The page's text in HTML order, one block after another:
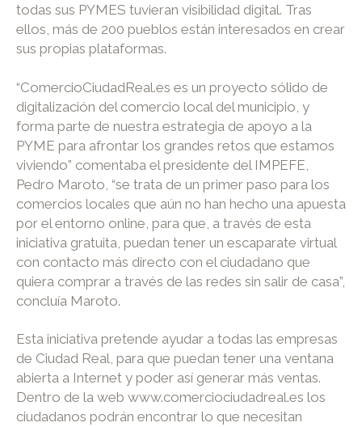
todas sus PYMES tuvieran visibilidad digital. Tras
ellos, más de 200 pueblos están interesados en crear
sus propias plataformas.
“ComercioCiudadReal.es es un proyecto sólido de
digitalización del comercio local del municipio, y
forma parte de nuestra estrategia de apoyo a la
PYME para afrontar los grandes retos que estamos
viviendo” comentaba el presidente del IMPEFE,
Pedro Maroto, “se trata de un primer paso para los
comercios locales que aún no han hecho una apuesta
por el entorno online, para que, a través de esta
iniciativa gratuita, puedan tener un escaparate virtual
con contacto más directo con el ciudadano que
quiera comprar a través de las redes sin salir de casa”,
concluía Maroto.
Esta iniciativa pretende ayudar a todas las empresas
de Ciudad Real, para que puedan tener una ventana
abierta a Internet y poder así generar más ventas.
Dentro de la web www.comerciociudadreal.es los
ciudadanos podrán encontrar lo que necesitan